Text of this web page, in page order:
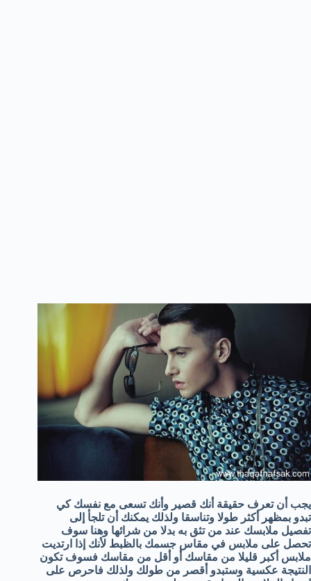
يجب أن تعرف حقيقة أنك قصير وأنك تسعى مع نفسك كي
تبدو بمظهر أكثر طولا وتناسقا ولذلك يمكنك أن تلجأ إلى
تفصيل ملابسك عند من تثق به بدلا من شرائها وهنا سوف
تحصل على ملابس في مقاس جسمك بالظبط لأنك إذا ارتديت
ملابس أكبر قليلا من مقاسك أو أقل من مقاسك فسوف تكون
النتيجة عكسية وستبدو أقصر من طولك ولذلك فاحرص على